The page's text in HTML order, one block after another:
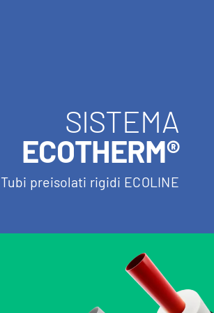
SISTEMA
ECOTHERM®
Tubi preisolati rigidi ECOLINE